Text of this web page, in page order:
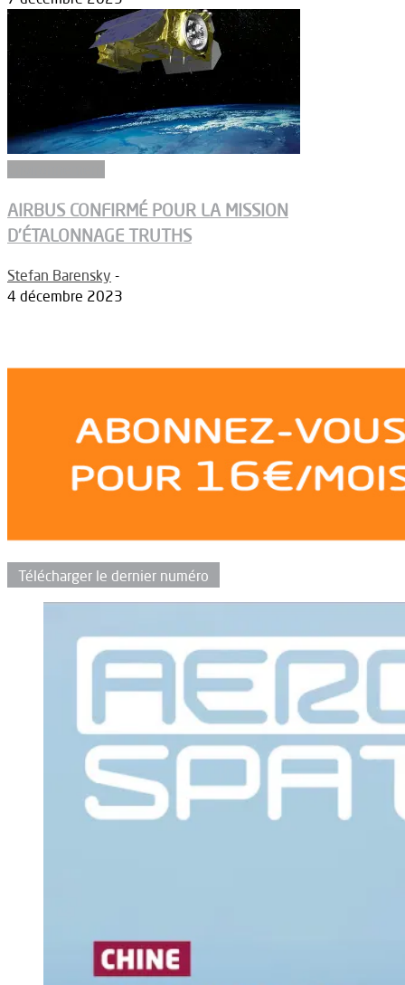
AIRBUS CONFIRMÉ POUR LA MISSION
D’ÉTALONNAGE TRUTHS
Stefan Barensky -
4 décembre 2023
Télécharger le dernier numéro